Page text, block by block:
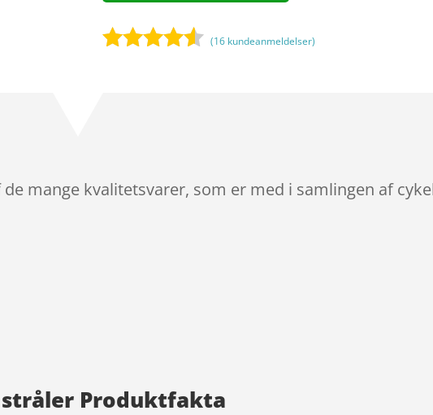
mmelser
(16 kundeanmeldelser)
mange kvalitetsvarer, som er med i samlingen af
stråler Produktfakta